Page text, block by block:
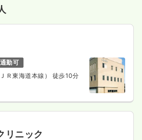
勤可
Ｒ東海道本線） 徒歩10分
リニック